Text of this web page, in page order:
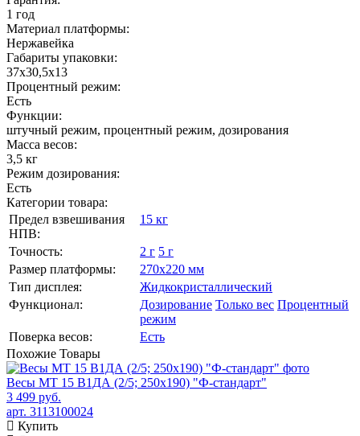
1 год
Материал платформы:
Нержавейка
Габариты упаковки:
37х30,5х13
Процентный режим:
Есть
Функции:
штучный режим, процентный режим, дозирования
Масса весов:
3,5 кг
Режим дозирования:
Есть
Категории товара:
Предел взвешивания
НПВ:
15 кг
Точность: 2 г 5 г
Размер платформы:
270х220 мм
Тип дисплея:
Жидкокристаллический
Функционал:
Дозирование Только вес Процентный
режим
Поверка весов:
Есть
Похожие Товары
Весы МТ 15 В1ДА (2/5; 250х190) "Ф-стандарт"
3 499 руб.
арт. 3113100024
Купить